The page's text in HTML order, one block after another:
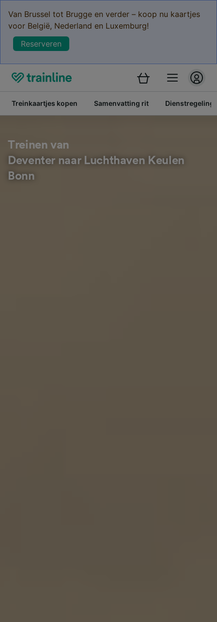
Van Brussel tot Brugge en verder – koop nu kaartjes
voor België, Nederland en Luxemburg!
Reserveren
Treinkaartjes kopen Samenvatting rit Dienstregeling
Treinen van
Deventer naar Luchthaven Keulen
Bonn